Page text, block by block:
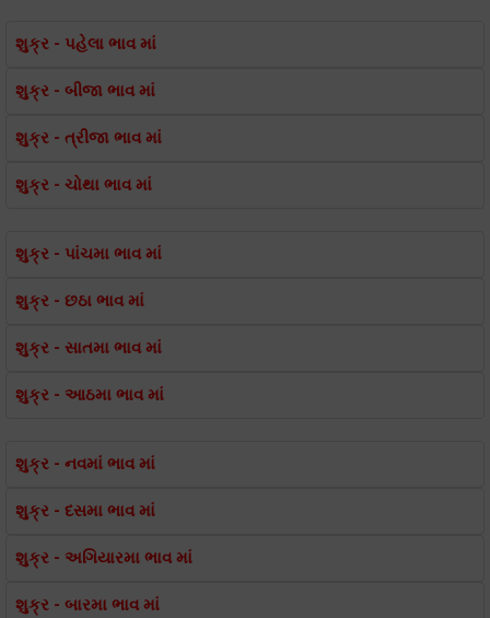
શુક્ર - પહેલા ભાવ માં
શુક્ર - બીજા ભાવ માં
શુક્ર - ત્રીજા ભાવ માં
શુક્ર - ચોથા ભાવ માં
શુક્ર - પાંચમા ભાવ માં
શુક્ર - છઠા ભાવ માં
શુક્ર - સાતમા ભાવ માં
શુક્ર - આઠમા ભાવ માં
શુક્ર - નવમાં ભાવ માં
શુક્ર - દસમા ભાવ માં
શુક્ર - અગિયારમા ભાવ માં
શુક્ર - બારમા ભાવ માં